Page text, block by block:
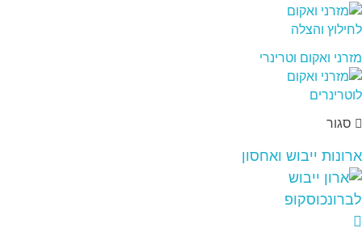
מזרני ואקום וטרינרי
סגור
ארונות ייבוש ואחסון